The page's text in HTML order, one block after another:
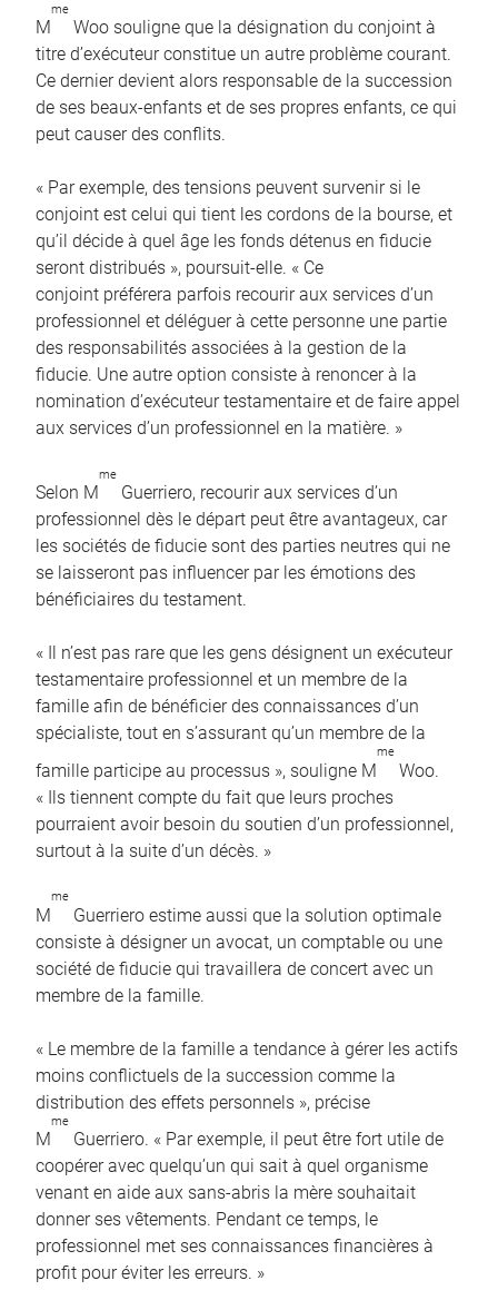
M
me
Woo souligne que la désignation du conjoint à
titre d’exécuteur constitue un autre problème courant.
Ce dernier devient alors responsable de la succession
de ses beaux-enfants et de ses propres enfants, ce qui
peut causer des conflits.
« Par exemple, des tensions peuvent survenir si le
conjoint est celui qui tient les cordons de la bourse, et
qu’il décide à quel âge les fonds détenus en fiducie
seront distribués », poursuit-elle. « Ce
conjoint préférera parfois recourir aux services d’un
professionnel et déléguer à cette personne une partie
des responsabilités associées à la gestion de la
fiducie. Une autre option consiste à renoncer à la
nomination d’exécuteur testamentaire et de faire appel
aux services d’un professionnel en la matière. »
Selon M
me
Guerriero, recourir aux services d’un
professionnel dès le départ peut être avantageux, car
les sociétés de fiducie sont des parties neutres qui ne
se laisseront pas influencer par les émotions des
bénéficiaires du testament.
« Il n’est pas rare que les gens désignent un exécuteur
testamentaire professionnel et un membre de la
famille afin de bénéficier des connaissances d’un
spécialiste, tout en s’assurant qu’un membre de la
famille participe au processus », souligne M
me
Woo.
« Ils tiennent compte du fait que leurs proches
pourraient avoir besoin du soutien d’un professionnel,
surtout à la suite d’un décès. »
M
me
Guerriero estime aussi que la solution optimale
consiste à désigner un avocat, un comptable ou une
société de fiducie qui travaillera de concert avec un
membre de la famille.
« Le membre de la famille a tendance à gérer les actifs
moins conflictuels de la succession comme la
distribution des effets personnels », précise
M
me
Guerriero. « Par exemple, il peut être fort utile de
coopérer avec quelqu’un qui sait à quel organisme
venant en aide aux sans-abris la mère souhaitait
donner ses vêtements. Pendant ce temps, le
professionnel met ses connaissances financières à
profit pour éviter les erreurs. »